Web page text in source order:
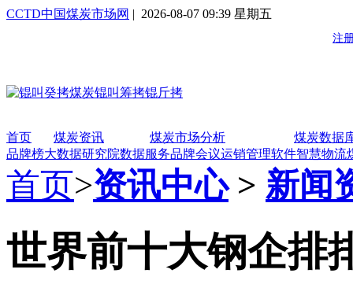
CCTD中国煤炭市场网 | 2026-08-07 09:39 星期五
首页 煤炭资讯 煤炭市场分析
煤炭数据
品牌榜大数据研究院数据服务品牌会议运销管理软件智慧物流
首页>资讯中心> 新闻
世界前十大钢企排